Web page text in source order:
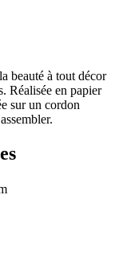
beauté à tout décor
Réalisée en papier
sur un cordon